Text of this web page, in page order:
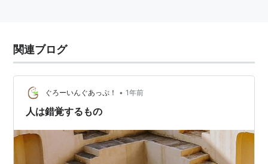
関連ブログ
ぐろーいんぐあっぷ！ • 1年前
人は錯覚するもの